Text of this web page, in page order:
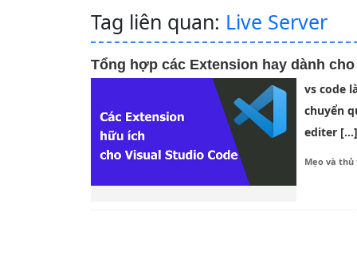
Tag liên quan: Live Server
Tổng hợp các Extension hay dành cho
vs code
chuyển
editer […]
Mẹo và thủ